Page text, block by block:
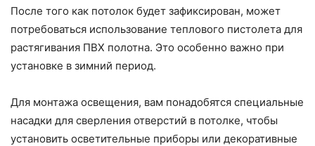
После того как потолок будет зафиксирован, может
потребоваться использование теплового пистолета для
растягивания ПВХ полотна. Это особенно важно при
установке в зимний период.
Для монтажа освещения, вам понадобятся специальные
насадки для сверления отверстий в потолке, чтобы
установить осветительные приборы или декоративные